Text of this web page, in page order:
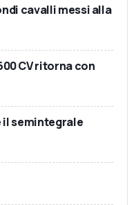
cavalli messi alla
CV ritorna con
il semintegrale